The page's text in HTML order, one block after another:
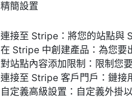
精簡設置
連接至 Stripe：將您的站點與
在 Stripe 中創建產品：為您要
對站點內容添加限制：限制您
連接至 Stripe 客戶門戶：鏈接
自定義高級設置：自定義外掛